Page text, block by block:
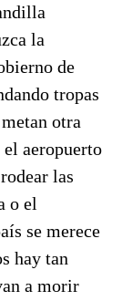
la
de
tropas
otra
aeropuerto
las
o el
se merece
hay tan
a morir